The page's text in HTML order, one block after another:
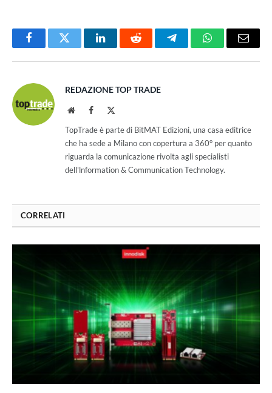
FacebookTwitter LinkedInReddit TelegramWhatsAppEmail
REDAZIONE TOP TRADE
WebsiteFacebook
TopTrade è parte di BitMAT Edizioni, una casa editrice
che ha sede a Milano con copertura a 360° per quanto
riguarda la comunicazione rivolta agli specialisti
dell'lnformation & Communication Technology.
CORRELATI